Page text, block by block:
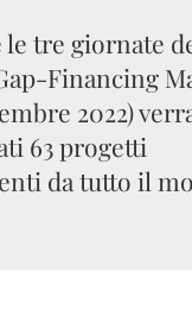
le tre giornate
Financing
2022)
63 progetti
da tutto il